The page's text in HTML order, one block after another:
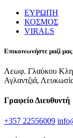
ΕΥΡΩΠΗ
ΚΟΣΜΟΣ
VIRALS
Επικοινωνήστε μαζί μας
Λεωφ. Γλαύκου
Αγλαντζιά,
Γραφείο Διευθυντή
+357 22556009